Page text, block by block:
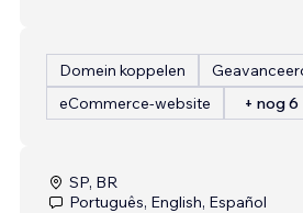
Domein koppelen
eCommerce-website
+ nog 6
SP, BR
Português, English, Español